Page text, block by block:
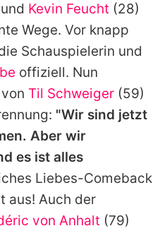
auf Promiflash
Richtlinien
Kevin Feucht (28)
Wege. Vor knapp
Schauspielerin und
offiziell. Nun
Til Schweiger (59)
"Wir sind jetzt
Aber wir
es ist alles
Liebes-Comeback
aus! Auch der
von Anhalt (79)